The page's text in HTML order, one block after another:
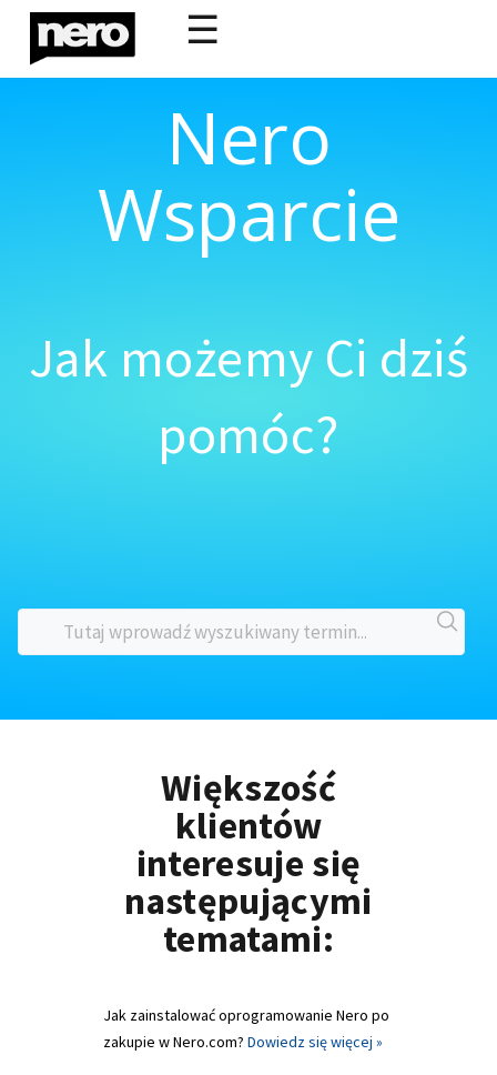
☰
Nero
Wsparcie
Jak możemy Ci dziś
pomóc?
Większość
klientów
interesuje się
następującymi
tematami:
Jak zainstalować oprogramowanie Nero po
zakupie w Nero.com? Dowiedz się więcej »